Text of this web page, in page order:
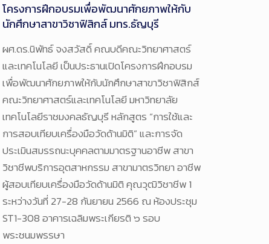
โครงการฝึกอบรมเพื่อพัฒนาศักยภาพให้กับ
นักศึกษาสาขาวิชาฟิสิกส์ มทร.ธัญบุรี
ผศ.ดร.นิพัทธ์ จงสวัสดิ์ คณบดีคณะวิทยาศาสตร์
และเทคโนโลยี เป็นประธานเปิดโครงการฝึกอบรม
เพื่อพัฒนาศักยภาพให้กับนักศึกษาสาขาวิชาฟิสิกส์
คณะวิทยาศาสตร์และเทคโนโลยี มหาวิทยาลัย
เทคโนโลยีราชมงคลธัญบุรี หลักสูตร “การใช้และ
การสอบเทียบเครื่องมือวัดด้านมิติ” และการจัด
ประเมินสมรรถนะบุคคลตามมาตรฐานอาชีพ สาขา
วิชาชีพบริการอุตสาหกรรม สาขามาตรวิทยา อาชีพ
ผู้สอบเทียบเครื่องมือวัดด้านมิติ คุณวุฒิวิชาชีพ 1
ระหว่างวันที่ 27-28 กันยายน 2566 ณ ห้องประชุม
ST1-308 อาคารเฉลิมพระเกียรติ ๖ รอบ
พระชนมพรรษา